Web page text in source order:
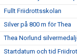
Fullt Friidrottsskolan
Silver på 800 m för Thea
Thea Norlund
Startdatum och tid